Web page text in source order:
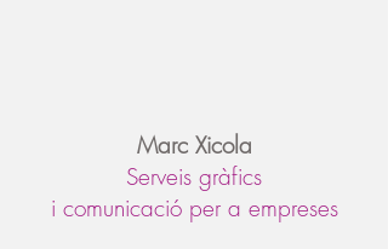
Marc Xicola
Serveis gràfics
i comunicació per a empreses